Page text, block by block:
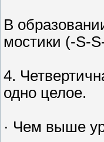
В
мостики (-S-
4.
одно целое.
· Чем выше